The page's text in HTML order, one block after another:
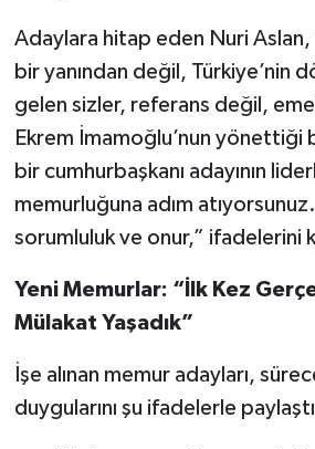
Adaylara hitap eden Nuri
bir yanından değil, Türkiye’nin
gelen sizler, referans değil,
Ekrem İmamoğlu’nun
bir cumhurbaşkanı adayının
memurluğuna adım
sorumluluk ve onur,” ifadelerini
Yeni Memurlar: “İlk Kez
Mülakat Yaşadık”
İşe alınan memur adayları,
duygularını şu ifadelerle